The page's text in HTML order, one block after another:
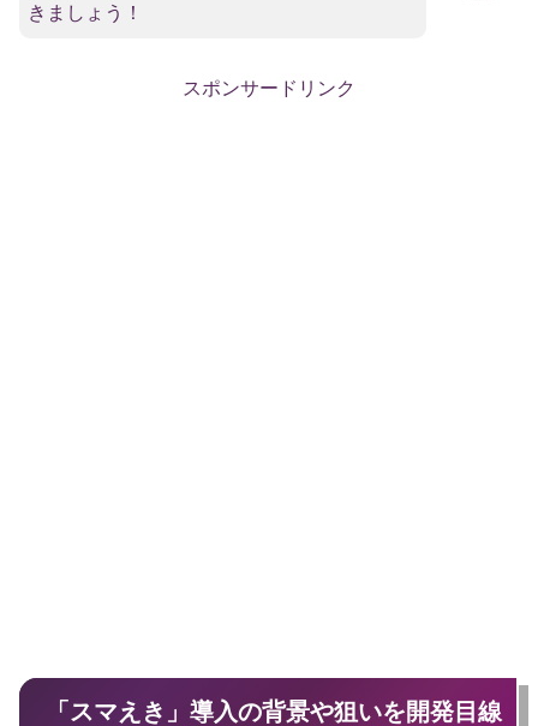
きましょう！
スポンサードリンク
「スマえき」導入の背景や狙いを開発目線